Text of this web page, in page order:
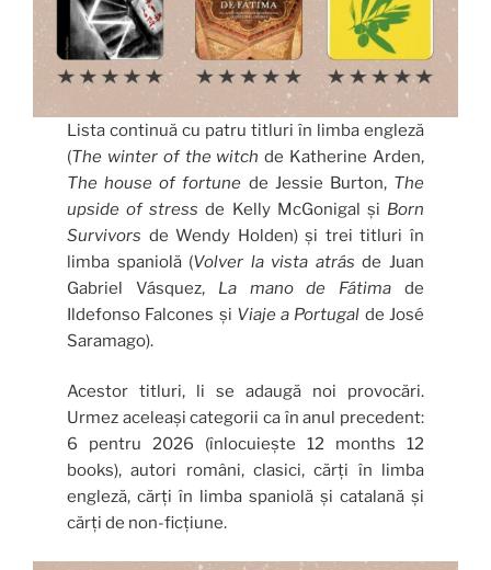
Lista continuă cu patru titluri în limba engleză
(The winter of the witchde Katherine Arden,
The house of fortune de Jessie Burton, The
upside of stress de Kelly McGonigal și Born
Survivors de Wendy Holden) și trei titluri în
limba spaniolă (Volver la vista atrás de Juan
Gabriel Vásquez, La mano de Fátima de
Ildefonso Falcones și Viaje a Portugal de José
Saramago).
Acestor titluri, li se adaugă noi provocări.
Urmez aceleași categorii ca în anul precedent:
6 pentru 2026 (înlocuiește 12 months 12
books), autori români, clasici, cărți în limba
engleză, cărți în limba spaniolă și catalană și
cărți de non-ficțiune.